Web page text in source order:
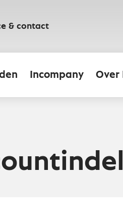
& contact
Incompany Over